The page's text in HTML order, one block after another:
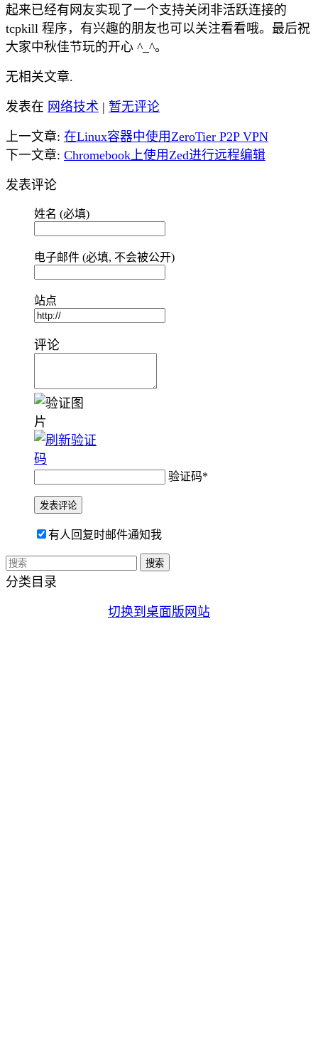
起来已经有网友实现了一个支持关闭非活跃连接的
tcpkill 程序，有兴趣的朋友也可以关注看看哦。最后祝
大家中秋佳节玩的开心 ^_^。
无相关文章.
发表在 网络技术 | 暂无评论
上一文章: 在Linux容器中使用ZeroTier P2P VPN
下一文章: Chromebook上使用Zed进行远程编辑
发表评论
姓名 (必填)
电子邮件 (必填, 不会被公开)
站点
评论
验证码*
有人回复时邮件通知我
分类目录
切换到桌面版网站